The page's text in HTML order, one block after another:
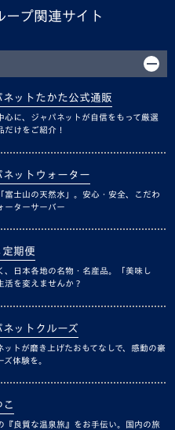
ープ関連サイト
ネットたかた公式通販
心に、ジャパネットが自信をもって厳選
だけをご紹介！
ネットウォーター
富士山の天然水」。安心・安全、こだわ
ーターサーバー
定期便
、日本各地の名物・名産品。「美味し
活を変えませんか？
ネットクルーズ
ットが磨き上げたおもてなしで、感動の豪
ズ体験を。
こ
『良質な温泉旅』をお手伝い。国内の旅